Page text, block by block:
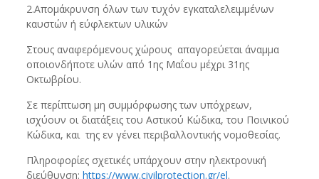
2.Απομάκρυνση όλων των τυχόν εγκαταλελειμμένων
καυστών ή εύφλεκτων υλικών
Στους αναφερόμενους χώρους απαγορεύεται άναμμα
οποιονδήποτε υλών από 1ης Μαΐου μέχρι 31ης
Οκτωβρίου.
Σε περίπτωση μη συμμόρφωσης των υπόχρεων,
ισχύουν οι διατάξεις του Αστικού Κώδικα, του Ποινικού
Κώδικα, και της εν γένει περιβαλλοντικής νομοθεσίας.
Πληροφορίες σχετικές υπάρχουν στην ηλεκτρονική
διεύθυνση: https://www.civilprotection.gr/el.